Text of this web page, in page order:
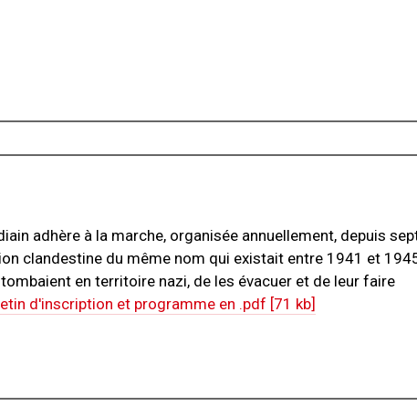
adhère à la marche, organisée annuellement, depuis
clandestine du même nom qui existait entre 1941 et
en territoire nazi, de les évacuer et de leur faire
d'inscription et programme en .pdf [71 kb]